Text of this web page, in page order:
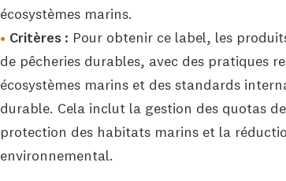
écosystèmes marins.
Critères : Pour obtenir ce label, les
de pêcheries durables, avec des pratiques
écosystèmes marins et des standards
durable. Cela inclut la gestion des quotas
protection des habitats marins et la
environnemental.